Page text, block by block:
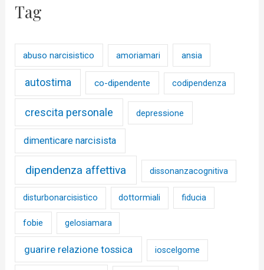
Tag
abuso narcisistico amoriamari ansia
autostima co-dipendente codipendenza
crescita personale depressione
dimenticare narcisista
dipendenza affettiva dissonanzacognitiva
disturbonarcisistico dottormiali fiducia
fobie gelosiamara
guarire relazione tossica ioscelgome